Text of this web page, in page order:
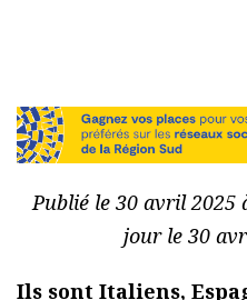
Publié le 30 avril 2025
jour le 30
Ils sont Italiens,